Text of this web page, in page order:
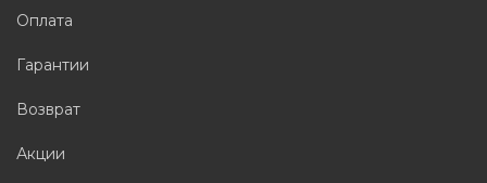
Оплата
Гарантии
Возврат
Акции